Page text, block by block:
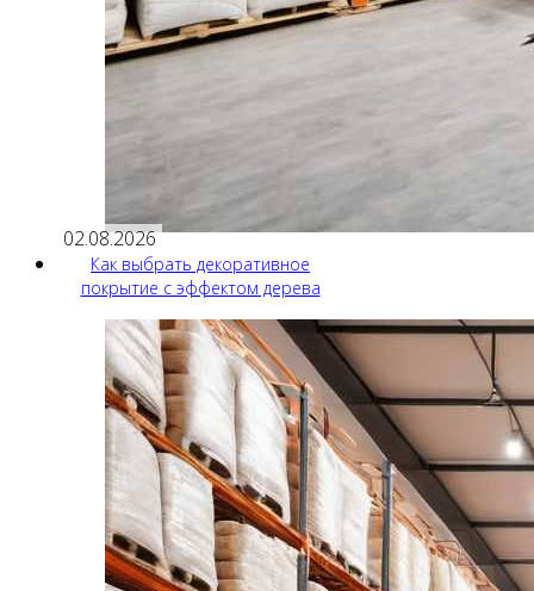
02.08.2026
Как выбрать декоративное
покрытие с эффектом дерева